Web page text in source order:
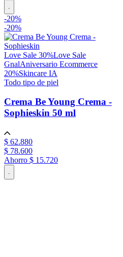
.
-20%
-20%
Love Sale 30%Love Sale
GnalAniversario Ecommerce
20%Skincare IA
Todo tipo de piel
Crema Be Young Crema -
Sophieskin 50 ml
$ 62.880
$ 78.600
Ahorro $ 15.720
.